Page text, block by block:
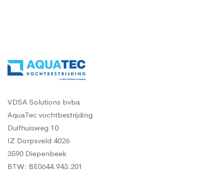
VDSA Solutions bvba
AquaTec vochtbestrijding
Duifhuisweg 10
IZ Dorpsveld 4026
3590 Diepenbeek
BTW: BE0644.943.201